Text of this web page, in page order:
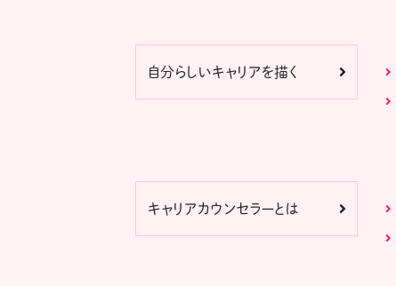
自分らしいキャリアを描く
キャリアカウンセラーとは